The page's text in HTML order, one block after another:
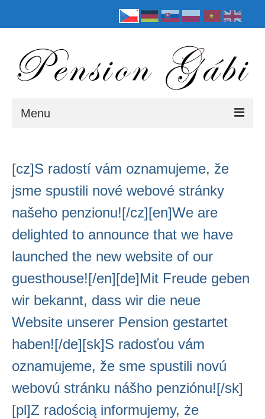
Menu
Informace
Galerie
Ceník
Jednolůžkový pokoj
Apartmá 2 ložnice
Kompletní ceník
Zajímavosti
Kontakt
[cz]S radostí vám oznamujeme, že
jsme spustili nové webové stránky
našeho penzionu![/cz][en]We are
delighted to announce that we have
launched the new website of our
guesthouse![/en][de]Mit Freude geben
wir bekannt, dass wir die neue
Website unserer Pension gestartet
haben![/de][sk]S radosťou vám
oznamujeme, že sme spustili novú
webovú stránku nášho penziónu![/sk]
[pl]Z radością informujemy, że